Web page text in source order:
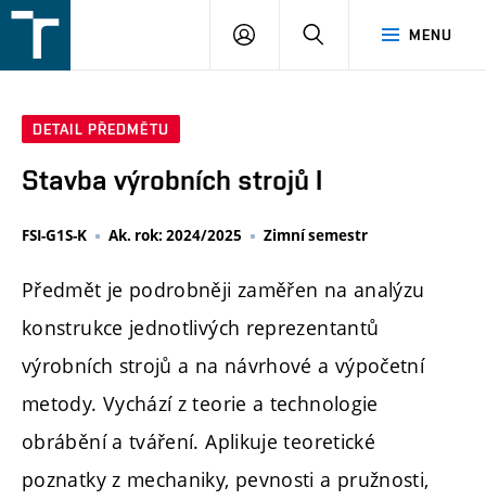
v
MENU
PŘIHLÁŠENÍ
DETAIL PŘEDMĚTU
Stavba výrobních strojů I
FSI-G1S-K Ak. rok: 2024/2025 Zimní semestr
Předmět je podrobněji zaměřen na analýzu
konstrukce jednotlivých reprezentantů
výrobních strojů a na návrhové a výpočetní
metody. Vychází z teorie a technologie
obrábění a tváření. Aplikuje teoretické
poznatky z mechaniky, pevnosti a pružnosti,